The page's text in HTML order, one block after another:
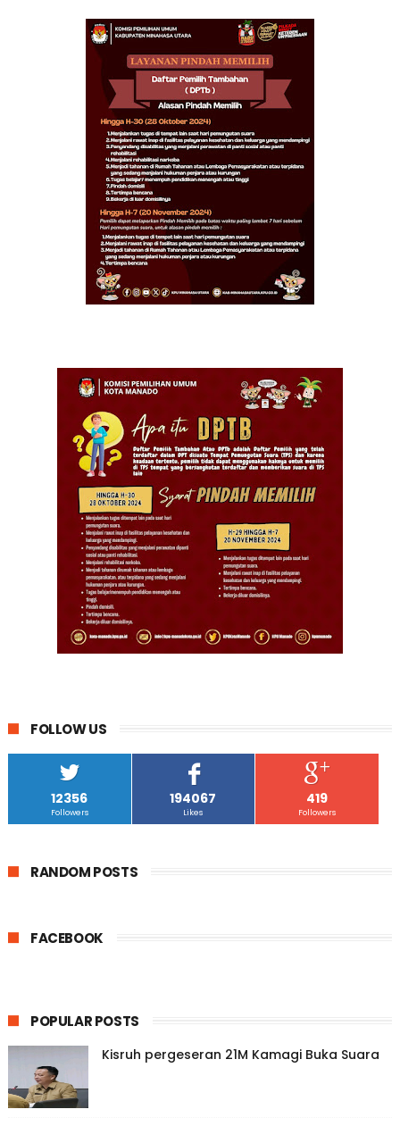
FOLLOW US
12356
Followers
194067
Likes
419
Followers
RANDOM POSTS
FACEBOOK
POPULAR POSTS
Kisruh pergeseran 21M Kamagi Buka Suara